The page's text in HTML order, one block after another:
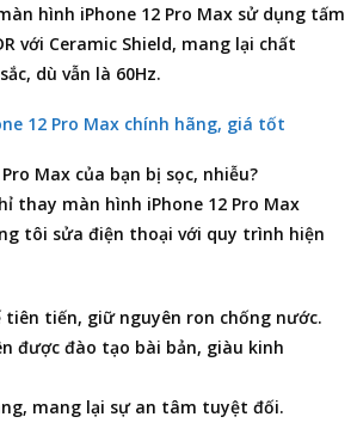
hình iPhone 12 Pro Max sử dụng tấm
với Ceramic Shield, mang lại chất
dù vẫn là 60Hz.
12 Pro Max chính hãng, giá tốt
Max của bạn bị sọc, nhiễu?
thay màn hình iPhone 12 Pro Max
tôi sửa điện thoại với quy trình hiện
tiến, giữ nguyên ron chống nước.
được đào tạo bài bản, giàu kinh
mang lại sự an tâm tuyệt đối.